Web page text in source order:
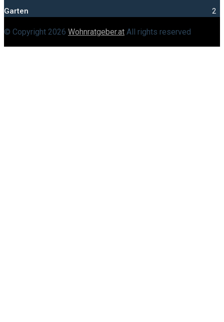
Garten 2
© Copyright 2026 Wohnratgeber.at All rights reserved